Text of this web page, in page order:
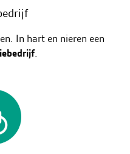
In hart en nieren een
.